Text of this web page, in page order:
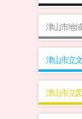
津山市地
津山市立
津山市立